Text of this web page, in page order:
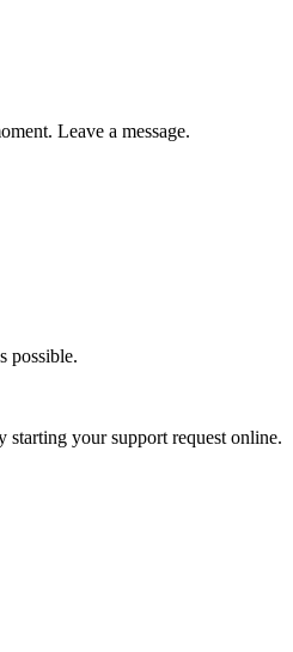
Leave a message.
possible.
starting your support request online.